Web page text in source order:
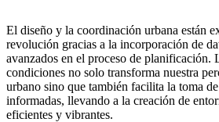
El diseño y la coordinación urbana están
revolución gracias a la incorporación de
avanzados en el proceso de planificación.
condiciones no solo transforma nuestra
urbano sino que también facilita la toma
informadas, llevando a la creación de
eficientes y vibrantes.